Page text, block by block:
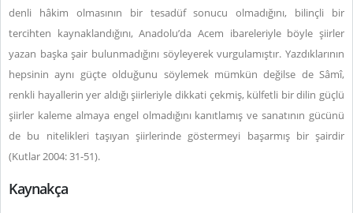
denli hâkim olmasının bir tesadüf sonucu olmadığını, bilinçli bir
tercihten kaynaklandığını, Anadolu’da Acem ibareleriyle böyle şiirler
yazan başka şair bulunmadığını söyleyerek vurgulamıştır. Yazdıklarının
hepsinin aynı güçte olduğunu söylemek mümkün değilse de Sâmî,
renkli hayallerin yer aldığı şiirleriyle dikkati çekmiş, külfetli bir dilin güçlü
şiirler kaleme almaya engel olmadığını kanıtlamış ve sanatının gücünü
de bu nitelikleri taşıyan şiirlerinde göstermeyi başarmış bir şairdir
(Kutlar 2004: 31-51).
Kaynakça